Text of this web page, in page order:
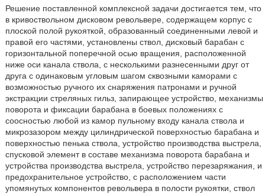
Решение поставленной комплексной задачи достигается тем, что
в кривоствольном дисковом револьвере, содержащем корпус с
плоской полой рукояткой, образованный соединенными левой и
правой его частями, установлены ствол, дисковый барабан с
горизонтальной поперечной осью вращения, расположенной
ниже оси канала ствола, с несколькими разнесенными друг от
друга с одинаковым угловым шагом сквозными каморами с
возможностью ручного их снаряжения патронами и ручной
экстракции стреляных гильз, запирающее устройство, механизмы
поворота и фиксации барабана в боевых положениях с
соосностью любой из камор пульному входу канала ствола и
микрозазором между цилиндрической поверхностью барабана и
поверхностью пенька ствола, устройство производства выстрела,
спусковой элемент в составе механизма поворота барабана и
устройства производства выстрела, устройство перезаряжания, и
предохранительное устройство, с расположением части
упомянутых компонентов револьвера в полости рукоятки, ствол